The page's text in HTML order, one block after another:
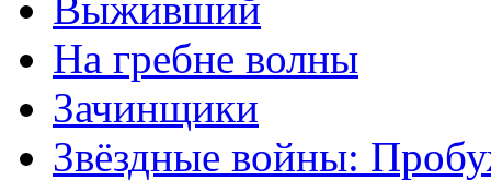
На гребне волны
Зачинщики
Звёздные войны: